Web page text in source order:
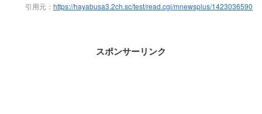
引用元： https://hayabusa3.2ch.sc/test/read.cgi/mnewsplus/1423036590
スポンサーリンク